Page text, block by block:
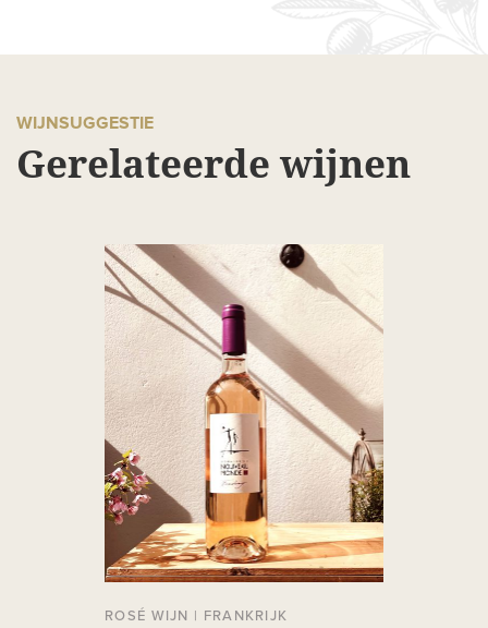
WIJNSUGGESTIE
Gerelateerde wijnen
ROSÉ WIJN | FRANKRIJK